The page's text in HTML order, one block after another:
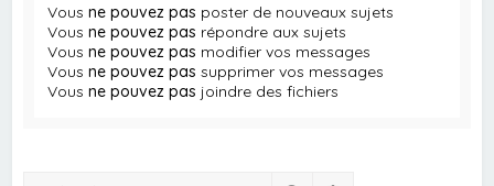
Vousne pouvez pas poster de nouveaux sujets
Vousne pouvez pas répondre aux sujets
Vousne pouvez pas modifier vos messages
Vousne pouvez pas supprimer vos messages
Vousne pouvez pas joindre des fichiers